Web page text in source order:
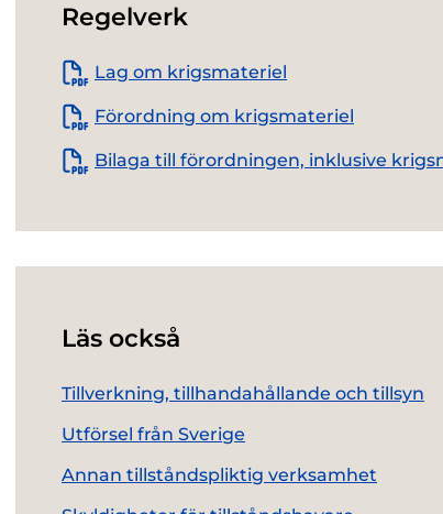
Regelverk
Lag om krigsmateriel
Förordning om krigsmateriel
Bilaga till förordningen, inklusive
Läs också
Tillverkning, tillhandahållande och tillsyn
Utförsel från Sverige
Annan tillståndspliktig verksamhet